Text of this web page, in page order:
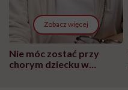
Zobacz więcej
Nie móc zostać przy
chorym dziecku w